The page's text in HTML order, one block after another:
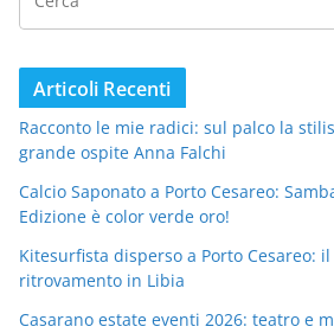
Articoli Recenti
Racconto le mie radici: sul palco la
grande ospite Anna Falchi
Calcio Saponato a Porto Cesareo:
Edizione è color verde oro!
Kitesurfista disperso a Porto Cesareo:
ritrovamento in Libia
Casarano estate eventi 2026: teatro e